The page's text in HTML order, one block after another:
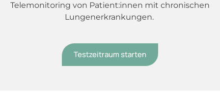
Telemonitoring von Patient:innen mit chronischen
Lungenerkrankungen.
Testzeitraum starten